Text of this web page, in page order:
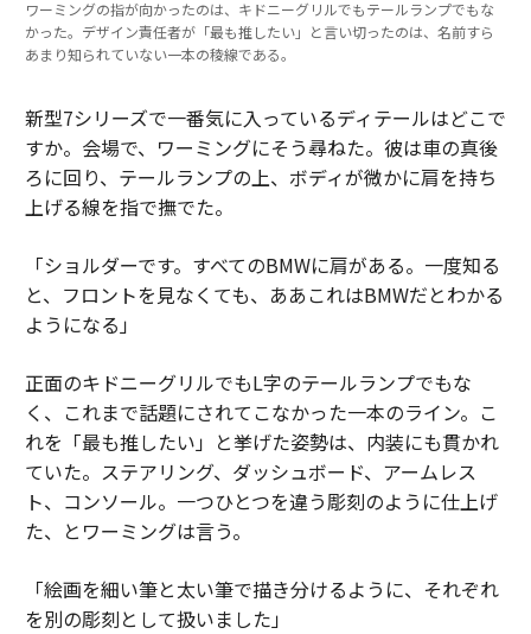
ワーミングの指が向かったのは、キドニーグリルでもテールランプでもな
かった。デザイン責任者が「最も推したい」と言い切ったのは、名前すら
あまり知られていない一本の稜線である。
新型7シリーズで一番気に入っているディテールはどこで
すか。会場で、ワーミングにそう尋ねた。彼は車の真後
ろに回り、テールランプの上、ボディが微かに肩を持ち
上げる線を指で撫でた。
「ショルダーです。すべてのBMWに肩がある。一度知る
と、フロントを見なくても、ああこれはBMWだとわかる
ようになる」
正面のキドニーグリルでもL字のテールランプでもな
く、これまで話題にされてこなかった一本のライン。こ
れを「最も推したい」と挙げた姿勢は、内装にも貫かれ
ていた。ステアリング、ダッシュボード、アームレス
ト、コンソール。一つひとつを違う彫刻のように仕上げ
た、とワーミングは言う。
「絵画を細い筆と太い筆で描き分けるように、それぞれ
を別の彫刻として扱いました」